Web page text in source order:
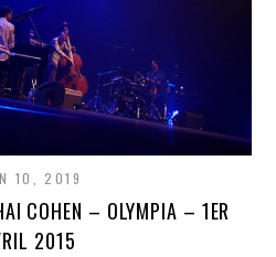
10, 2019
COHEN – OLYMPIA – 1ER
2015